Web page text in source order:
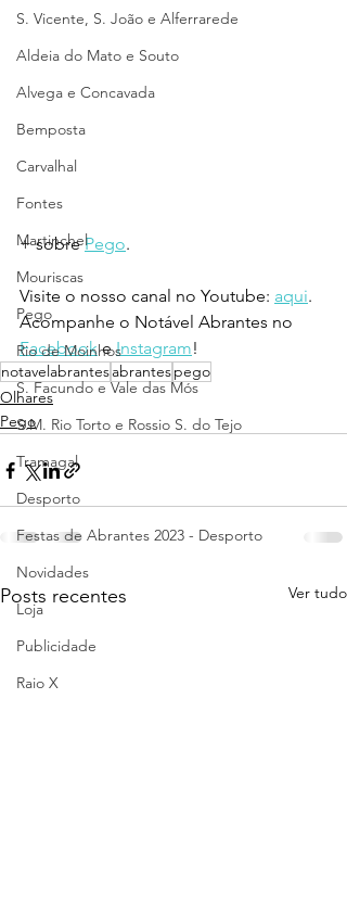
S. Vicente, S. João e Alferrarede
Aldeia do Mato e Souto
Alvega e Concavada
Bemposta
Carvalhal
Fontes
Martinchel
Mouriscas
Pego
Rio de Moinhos
S. Facundo e Vale das Mós
S.M. Rio Torto e Rossio S. do Tejo
Tramagal
Desporto
Festas de Abrantes 2023 - Desporto
Novidades
Loja
Publicidade
Raio X
+ sobre Pego.
Visite o nosso canal no Youtube: aqui.
Acompanhe o Notável Abrantes no
Facebook e Instagram!
notavelabrantesabrantespego
Olhares
Pego
Posts recentes Ver tudo